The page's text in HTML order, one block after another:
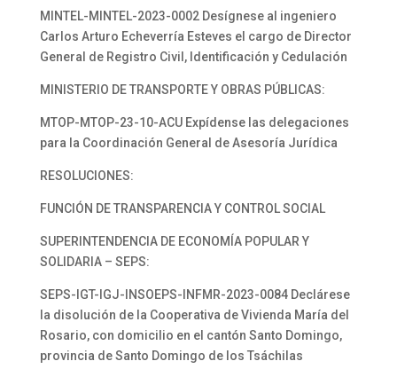
MINTEL-MINTEL-2023-0002 Desígnese al ingeniero
Carlos Arturo Echeverría Esteves el cargo de Director
General de Registro Civil, Identificación y Cedulación
MINISTERIO DE TRANSPORTE Y OBRAS PÚBLICAS:
MTOP-MTOP-23-10-ACU Expídense las delegaciones
para la Coordinación General de Asesoría Jurídica
RESOLUCIONES:
FUNCIÓN DE TRANSPARENCIA Y CONTROL SOCIAL
SUPERINTENDENCIA DE ECONOMÍA POPULAR Y
SOLIDARIA – SEPS:
SEPS-IGT-IGJ-INSOEPS-INFMR-2023-0084 Declárese
la disolución de la Cooperativa de Vivienda María del
Rosario, con domicilio en el cantón Santo Domingo,
provincia de Santo Domingo de los Tsáchilas